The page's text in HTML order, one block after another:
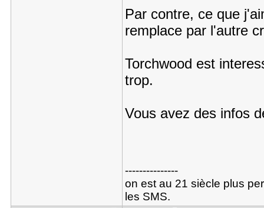
Par contre, ce que
remplace par l'autre
Torchwood est
trop.
Vous avez des infos
---------------
on est au 21 siècle plus
les SMS.